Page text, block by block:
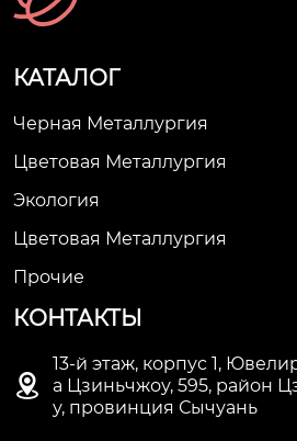
КАТАЛОГ
Черная Металлургия
Цветовая Металлургия
Экология
Цветовая Металлургия
Прочие
КОНТАКТЫ

13-й этаж, корпус 1,
а Цзиньчжоу, 595, район
у, провинция Сычуань